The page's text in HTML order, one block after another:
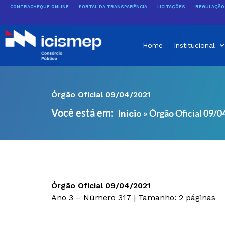
conteúdo
CONTRACHEQUE ONLINE PORTAL DA TRANSPARÊNCIA LICITAÇÕES
Home Institucional
Órgão Oficial 09/04/2021
Você está em: Início »Órgão Oficial 09/
Órgão Oficial 09/04/2021
Ano 3 – Número 317 | Tamanho: 2 páginas